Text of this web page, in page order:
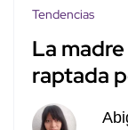
Tendencias
La
raptada